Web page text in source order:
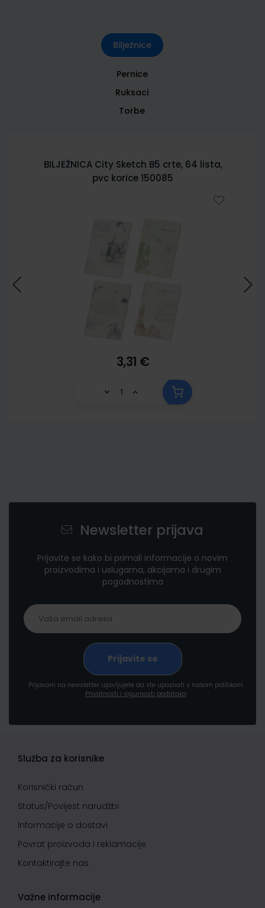
Bilježnice
Pernice
Ruksaci
Torbe
BILJEŽNICA City Sketch B5 crte, 64 lista,
pvc korice 150085
3,31 €
Newsletter prijava
Prijavite se kako bi primali informacije o novim
proizvodima i uslugama, akcijama i drugim
pogodnostima
Prijavom na newsletter izjavljujete da ste upoznati s našom politikom
Privatnosti i sigurnosti podataka
Služba za korisnike
Korisnički račun
Status/Povijest narudžbi
Informacije o dostavi
Povrat proizvoda i reklamacije
Kontaktirajte nas
Važne informacije